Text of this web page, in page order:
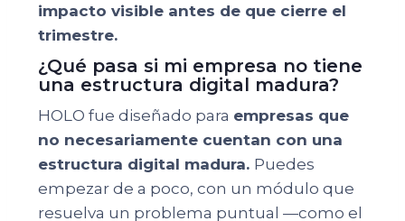
impacto visible antes de que cierre el
trimestre.
¿Qué pasa si mi empresa no tiene
una estructura digital madura?
HOLO fue diseñado para empresas que
no necesariamente cuentan con una
estructura digital madura. Puedes
empezar de a poco, con un módulo que
resuelva un problema puntual —como el